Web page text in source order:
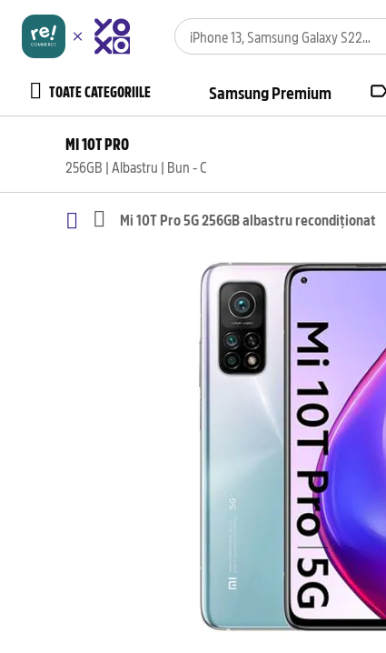
TOATE CATEGORIILE Samsung Premium
MI 10T PRO
256GB | Albastru | Bun - C
Mi 10T Pro 5G 256GB albastru recondiționat